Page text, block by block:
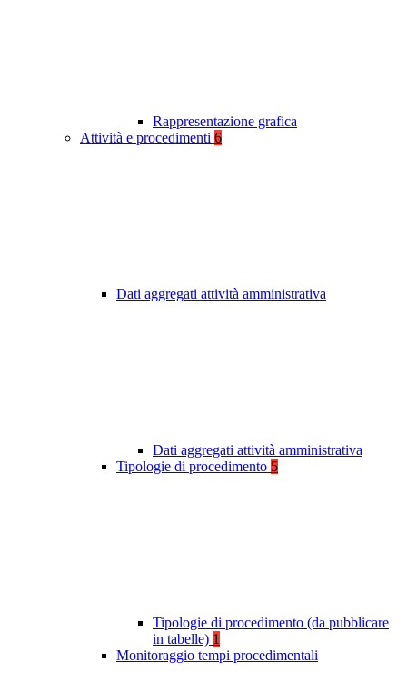
Rappresentazione grafica
Attività e procedimenti 6
Dati aggregati attività amministrativa
Dati aggregati attività amministrativa
Tipologie di procedimento 5
Tipologie di procedimento (da pubblicare
in tabelle) 1
Monitoraggio tempi procedimentali